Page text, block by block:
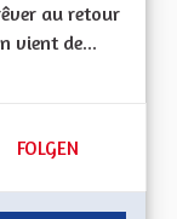
au retour
vient de...
49 FOLLOWER
FOLGEN
A QUOI BON